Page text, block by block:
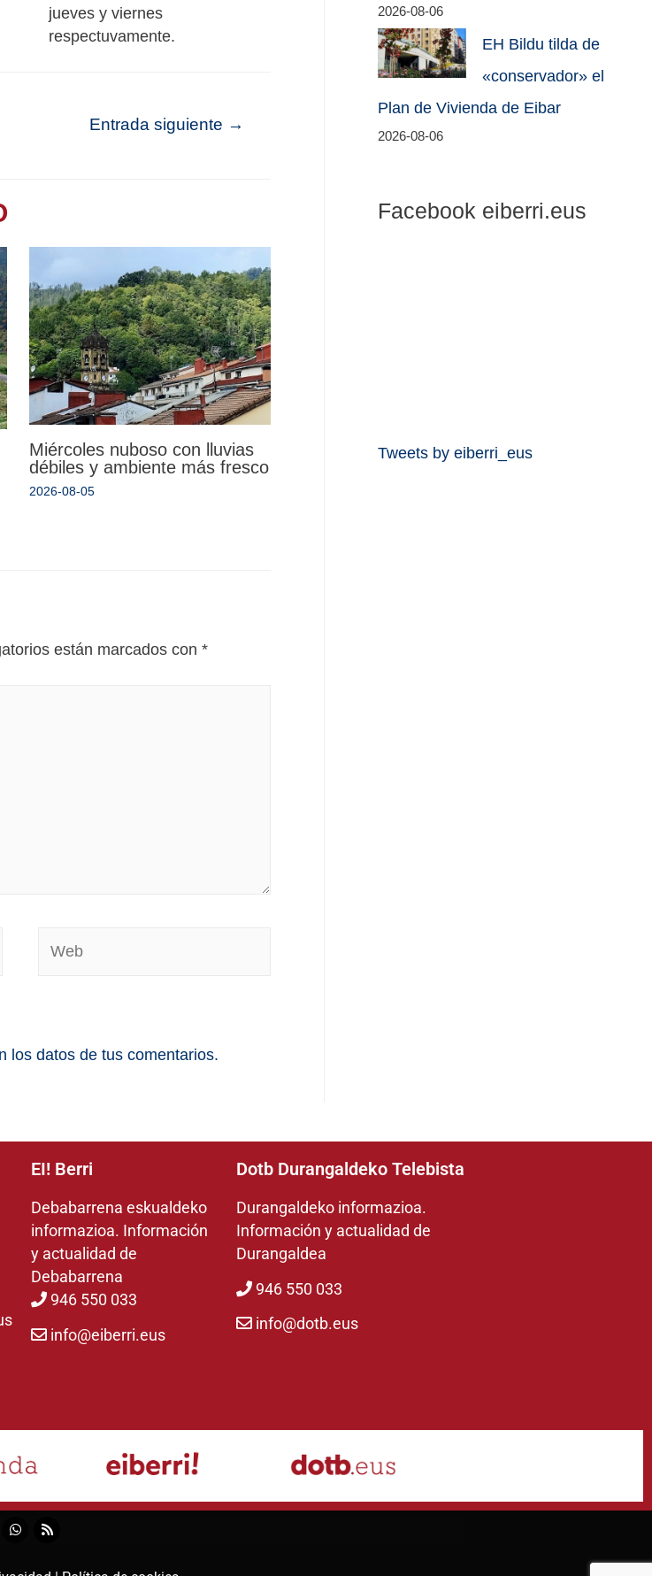
jueves y viernes
respectuvamente.
Entrada siguiente →
Miércoles nuboso con lluvias
débiles y ambiente más fresco
2026-08-05
están marcados con *
los datos de tus comentarios.
2026-08-06
EH Bildu tilda de
«conservador» el
Plan de Vivienda de Eibar
2026-08-06
Facebook eiberri.eus
Tweets by eiberri_eus
EI! Berri
Debabarrena eskualdeko
informazioa. Información
y actualidad de
Debabarrena
946 550 033
info@eiberri.eus
Dotb Durangaldeko Telebista
Durangaldeko informazioa.
Información y actualidad de
Durangaldea
946 550 033
info@dotb.eus